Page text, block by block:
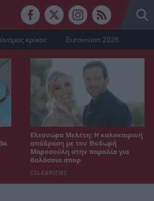
κρίκος Eurovision 2026
Ελεονώρα Μελέτη: Η καλοκαιρινή
απόδραση με τον Θοδωρή
Μαροσούλη στην παραλία για
θαλάσσια σπορ
CELEBRITIES